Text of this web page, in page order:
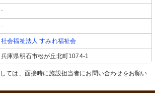
-
-
社会福祉法人 すみれ福祉会
兵庫県明石市松が丘北町1074-1
ては、面接時に施設担当者にお問い合わせをお願い